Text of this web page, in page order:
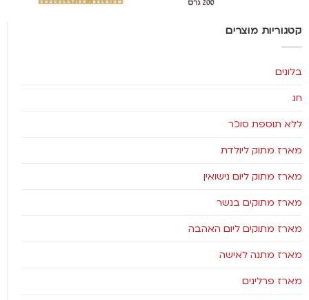
קטגוריות מוצרים
בלונים
חג
ללא תוספת סוכר
מארז מתוק ליולדת
מארז מתוק ליום נישואין
מארז מתוקים בנשר
מארז מתוקים ליום האהבה
מארז מתנה לאישה
מארז פרלינים